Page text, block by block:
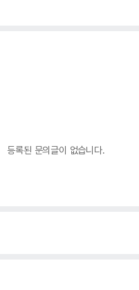
등록된 문의글이 없습니다.